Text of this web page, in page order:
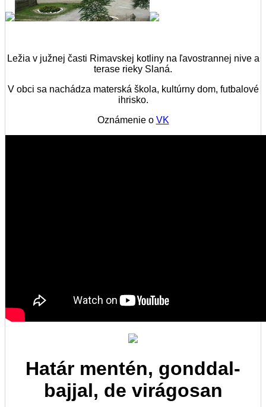
Ležia v južnej časti Rimavskej kotliny na ľavostrannej nive a
terase rieky Slaná.
V obci sa nachádza materská škola, kultúrny dom, futbalové
ihrisko.
Oznámenie o VK
Határ mentén, gonddal-
bajjal, de virágosan